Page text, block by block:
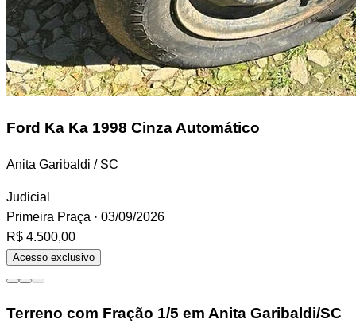
Ford Ka Ka 1998 Cinza Automático
Anita Garibaldi / SC
Judicial
Primeira Praça · 03/09/2026
R$ 4.500,00
Acesso exclusivo
Terreno com Fração 1/5 em Anita Garibaldi/SC